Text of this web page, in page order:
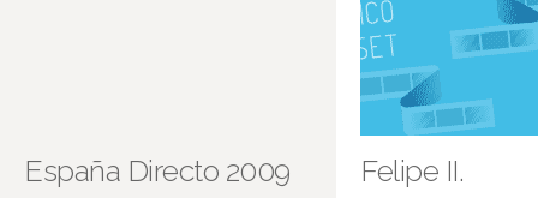
España Directo 2009 Felipe II.